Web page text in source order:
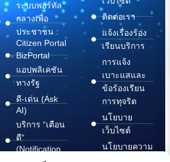
ระบบพอร์ทัล
กลางเพื่อ
ประชาชน :
Citizen Portal
BizPortal
แอปพลิเคชัน
ทางรัฐ
ดี-เด่น (Ask
AI)
บริการ “เตือน
ดี”
(Notification
ติดต่อเรา
แจ้งเรื่องร้อง
เรียนบริการ
การแจ้ง
เบาะแสและ
ข้อร้องเรียน
การทุจริต
นโยบาย
เว็บไซต์
นโยบายความ